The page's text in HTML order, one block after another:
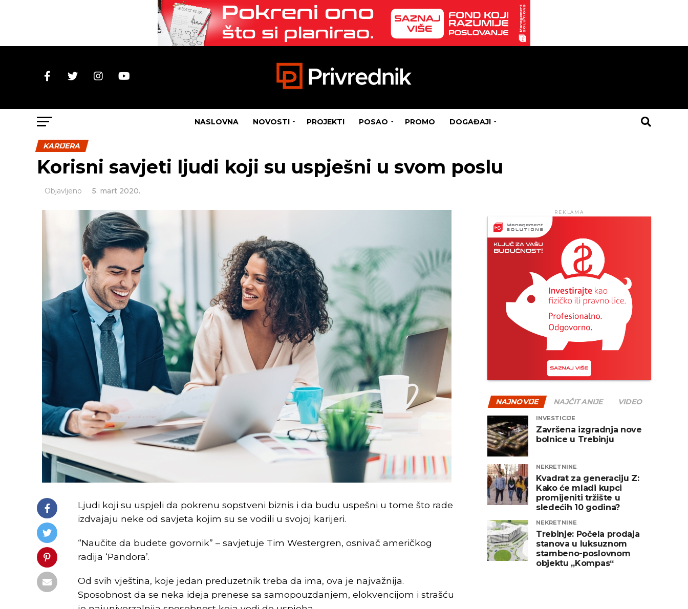
NASLOVNA NOVOSTI PROJEKTI POSAO PROMO DOGAĐAJI
KARIJERA
Korisni savjeti ljudi koji su uspješni u svom poslu
Objavljeno 5. mart 2020.
Ljudi koji su uspjeli da pokrenu sopstveni biznis i da budu uspešni u tome što rade
izdvajaju neke od savjeta kojim su se vodili u svojoj karijeri.
“Naučite da budete govornik” – savjetuje Tim Westergren, osnivač američkog
radija ‘Pandora’.
Od svih vještina, koje jedan preduzetnik treba da ima, ova je najvažnija.
Sposobnost da se neka ideja prenese sa samopouzdanjem, elokvencijom i strašću
REKLAMA
NAJNOVIJE NAJČITANIJE VIDEO
INVESTICIJE
Završena izgradnja nove
bolnice u Trebinju
NEKRETNINE
Kvadrat za generaciju Z:
Kako će mladi kupci
promijeniti tržište u
sledećih 10 godina?
NEKRETNINE
Trebinje: Počela prodaja
stanova u luksuznom
stambeno-poslovnom
objektu „Kompas“